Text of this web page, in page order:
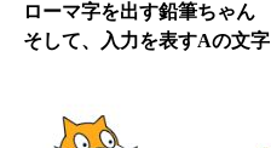
ローマ字を出す鉛筆ちゃん
そして、入力を表すAの文字